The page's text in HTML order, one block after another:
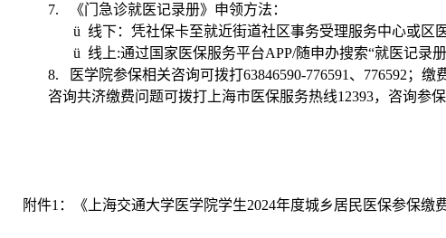
7.
《门急诊就医记录册》申领方法：
ü 线下：凭社保卡至就近街道社区事务受理服务中心或区
ü 线上:通过国家医保服务平台APP/随申办搜索“就医记录册
8.
医学院参保相关咨询可拨打63846590-776591 、 776592 ；缴
咨询共济缴费问题可拨打上海市医保服务热线12393，咨询参
附件1 ：《上海交通大学医学院学生2024年度城乡居民医保参保缴